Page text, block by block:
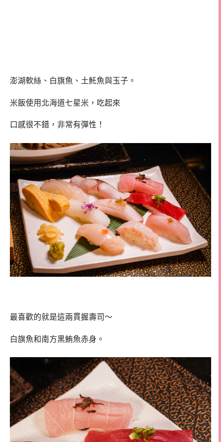
澎湖軟絲、白旗魚、土魠魚與玉子。
米飯使用北海道七星米，吃起來
口感很不錯，非常有彈性！
最喜歡的就是這兩貫握壽司～
白旗魚和南方黑鮪魚赤身。